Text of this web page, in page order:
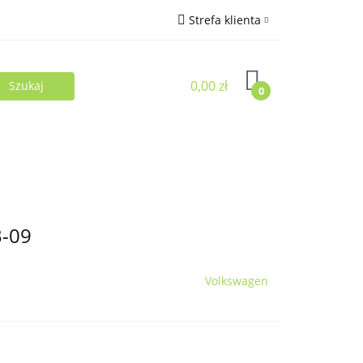
Strefa klienta
Zarejestruj się
0,00 zł 0
09
Volkswagen